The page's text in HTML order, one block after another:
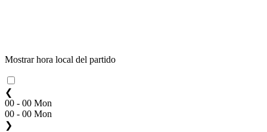
Mostrar hora local del partido
❮
00 - 00 Mon
00 - 00 Mon
❯